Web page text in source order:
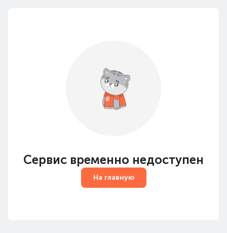
Сервис временно недоступен
На главную